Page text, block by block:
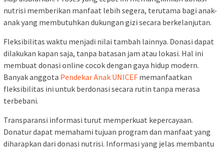
nutrisi memberikan manfaat lebih segera, terutama bagi anak-
anak yang membutuhkan dukungan gizi secara berkelanjutan.
Fleksibilitas waktu menjadi nilai tambah lainnya. Donasi dapat
dilakukan kapan saja, tanpa batasan jam atau lokasi. Hal ini
membuat donasi online cocok dengan gaya hidup modern.
Banyak anggota Pendekar Anak UNICEF memanfaatkan
fleksibilitas ini untuk berdonasi secara rutin tanpa merasa
terbebani.
Transparansi informasi turut memperkuat kepercayaan.
Donatur dapat memahami tujuan program dan manfaat yang
diharapkan dari donasi nutrisi. Informasi yang jelas membantu